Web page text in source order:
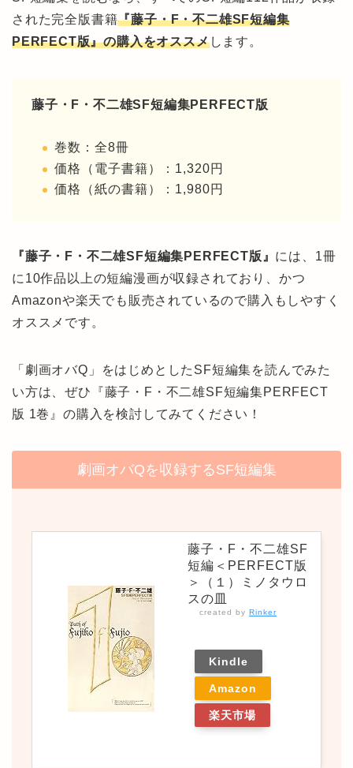
された完全版書籍『藤子・F・不二雄SF短編集
PERFECT版』の購入をオススメします。
藤子・F・不二雄SF短編集PERFECT版
巻数：全8冊
価格（電子書籍）：1,320円
価格（紙の書籍）：1,980円
『藤子・F・不二雄SF短編集PERFECT版』 には、1冊
に10作品以上の短編漫画が収録されており、かつ
Amazonや楽天でも販売されているので購入もしやすく
オススメです。
「劇画オバQ」をはじめとしたSF短編集を読んでみた
い方は、ぜひ『藤子・F・不二雄SF短編集PERFECT
版 1巻』の購入を検討してみてください！
劇画オバQを収録するSF短編集
藤子・F・不二雄SF
短編＜PERFECT版
＞（１）ミノタウロ
スの皿
created by Rinker
Kindle
Amazon
楽天市場